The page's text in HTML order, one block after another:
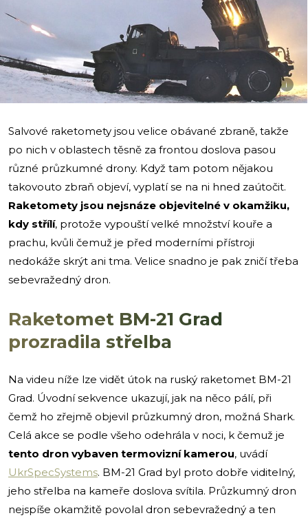
i
Salvové raketomety jsou velice obávané zbraně, takže
po nich v oblastech těsně za frontou doslova pasou
různé průzkumné drony. Když tam potom nějakou
takovouto zbraň objeví, vyplatí se na ni hned zaútočit.
Raketomety jsou nejsnáze objevitelné v okamžiku,
kdy střílí, protože vypouští velké množství kouře a
prachu, kvůli čemuž je před moderními přístroji
nedokáže skrýt ani tma. Velice snadno je pak zničí třeba
sebevražedný dron.
Raketomet BM-21 Grad
prozradila střelba
Na videu níže lze vidět útok na ruský raketomet BM-21
Grad. Úvodní sekvence ukazují, jak na něco pálí, při
čemž ho zřejmě objevil průzkumný dron, možná Shark.
Celá akce se podle všeho odehrála v noci, k čemuž je
tento dron vybaven termovizní kamerou, uvádí
UkrSpecSystems. BM-21 Grad byl proto dobře viditelný,
jeho střelba na kameře doslova svítila. Průzkumný dron
nejspíše okamžitě povolal dron sebevražedný a ten